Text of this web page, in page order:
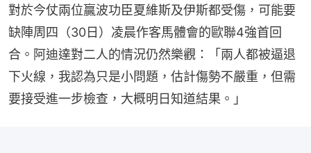
對於今仗兩位贏波功臣夏維斯及伊斯都受傷，可能要
缺陣周四（30日）凌晨作客馬體會的歐聯4強首回
合。阿迪達對二人的情況仍然樂觀：「兩人都被逼退
下火線，我認為只是小問題，估計傷勢不嚴重，但需
要接受進一步檢查，大概明日知道結果。」